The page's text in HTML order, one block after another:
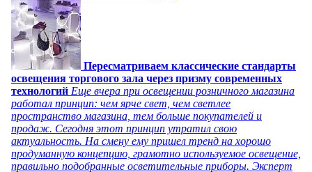
Пересматриваем классические стандарты
освещения торгового зала через призму современных
технологий Еще вчера при освещении розничного магазина
работал принцип: чем ярче свет, чем светлее
пространство магазина, тем больше покупателей и
продаж. Сегодня этот принцип утратил свою
актуальность. На смену ему пришел тренд на хорошо
продуманную концепцию, грамотно используемое освещение,
правильно подобранные осветительные приборы. Эксперт